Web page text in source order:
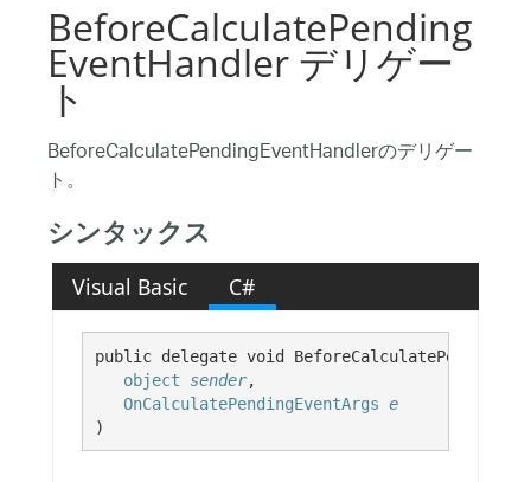
BeforeCalculatePending
EventHandler デリゲー
ト
BeforeCalculatePendingEventHandlerのデリゲー
ト。
シンタックス
Visual Basic C#
public delegate void
object
sender,
OnCalculatePendingEventArgs e
)